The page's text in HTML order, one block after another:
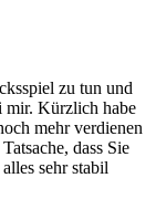
zu tun und
mir. Kürzlich habe
mehr verdienen
dass Sie
sehr stabil